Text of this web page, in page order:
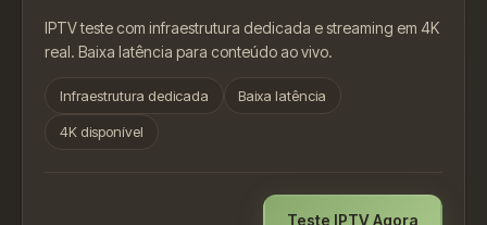
IPTV teste com infraestrutura dedicada e streaming em 4K
real. Baixa latência para conteúdo ao vivo.
Infraestrutura dedicada Baixa latência
4K disponível
Teste IPTV Agora